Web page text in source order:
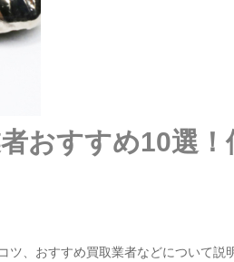
おすすめ10選！
、おすすめ買取業者などについて説